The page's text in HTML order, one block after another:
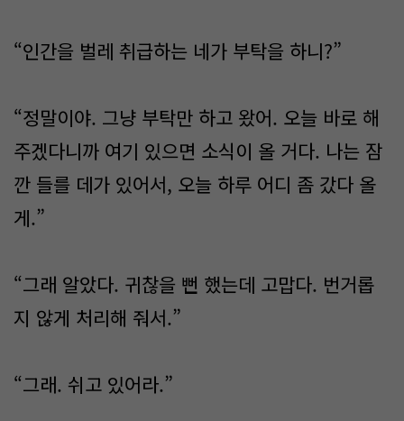
“인간을 벌레 취급하는 네가 부탁을 하니?”
“정말이야. 그냥 부탁만 하고 왔어. 오늘 바로 해
주겠다니까 여기 있으면 소식이 올 거다. 나는 잠
깐 들를 데가 있어서, 오늘 하루 어디 좀 갔다 올
게.”
“그래 알았다. 귀찮을 뻔 했는데 고맙다. 번거롭
지 않게 처리해 줘서.”
“그래. 쉬고 있어라.”